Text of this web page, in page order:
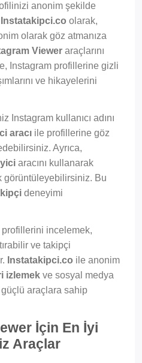
anonim şekilde
Instatakipci.co olarak,
olarak göz atmanıza
Viewer araçlarını
Instagram profillerine gizli
ve hikayelerini
Instagram kullanıcı adını
aracı ile profillerine göz
Ayrıca,
aracını kullanarak
görüntüleyebilirsiniz. Bu
deneyimi
incelemek,
ve takipçi
Instatakipci.co ile anonim
izlemek ve sosyal medya
araçlara sahip
İçin En İyi
Araçlar